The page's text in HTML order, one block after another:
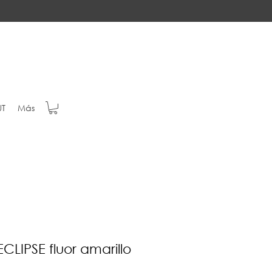
Más
fluor amarillo